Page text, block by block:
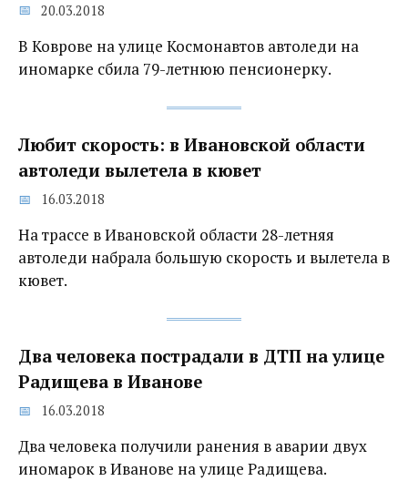
20.03.2018
В Коврове на улице Космонавтов автоледи на
иномарке сбила 79-летнюю пенсионерку.
Любит скорость: в Ивановской области
автоледи вылетела в кювет‍
16.03.2018
На трассе в Ивановской области 28-летняя
автоледи набрала большую скорость и вылетела в
кювет.
Два человека пострадали в ДТП на улице
Радищева в Иванове‍
16.03.2018
Два человека получили ранения в аварии двух
иномарок в Иванове на улице Радищева.